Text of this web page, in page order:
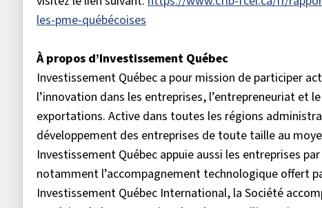
les-pme-québécoises
À propos d’Investissement Québec
Investissement Québec a pour mission de participer
l’innovation dans les entreprises, l’entrepreneuriat et
exportations. Active dans toutes les régions
développement des entreprises de toute taille au
Investissement Québec appuie aussi les entreprises
notamment l’accompagnement technologique offert
Investissement Québec International, la Société